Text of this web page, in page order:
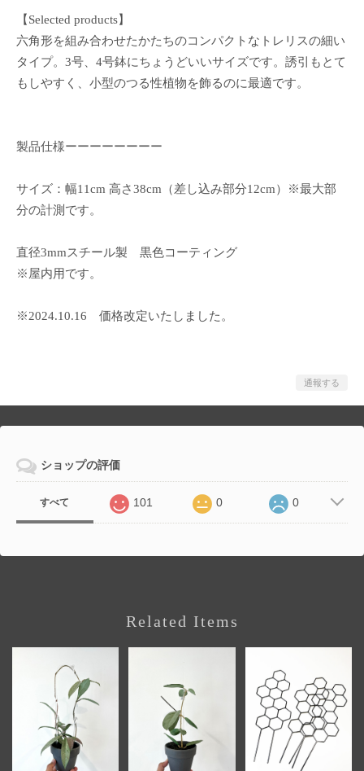
【Selected products】
六角形を組み合わせたかたちのコンパクトなトレリスの細い
タイプ。3号、4号鉢にちょうどいいサイズです。誘引もとて
もしやすく、小型のつる性植物を飾るのに最適です。
製品仕様ーーーーーーーー
サイズ：幅11cm 高さ38cm（差し込み部分12cm）※最大部
分の計測です。
直径3mmスチール製 黒色コーティング
※屋内用です。
※2024.10.16 価格改定いたしました。
通報する
ショップの評価
すべて 101 0 0
Related Items